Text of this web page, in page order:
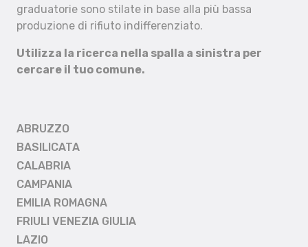
graduatorie sono stilate in base alla più bassa
produzione di rifiuto indifferenziato.
Utilizza la ricerca nella spalla a sinistra per
cercare il tuo comune.
ABRUZZO
BASILICATA
CALABRIA
CAMPANIA
EMILIA ROMAGNA
FRIULI VENEZIA GIULIA
LAZIO